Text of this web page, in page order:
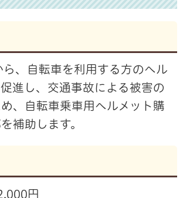
、自転車を利用する方のヘル
進し、交通事故による被害の
、自転車乗車用ヘルメット購
補助します。
円